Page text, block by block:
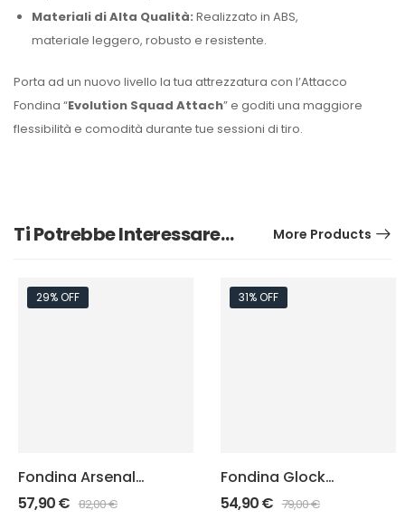
Materiali di Alta Qualità: Realizzato in ABS,
materiale leggero, robusto e resistente.
Porta ad un nuovo livello la tua attrezzatura con l’Attacco
Fondina “Evolution Squad Attach” e goditi una maggiore
flessibilità e comodità durante tue sessioni di tiro.
Ti Potrebbe Interessare… More Products
29% OFF
Fondina Arsenal
Punisher “Felt
Inside”
57,90€ 82,00€
31% OFF
Fondina Glock
Mancina Punisher
“Felt Inside”
54,90€ 79,00€